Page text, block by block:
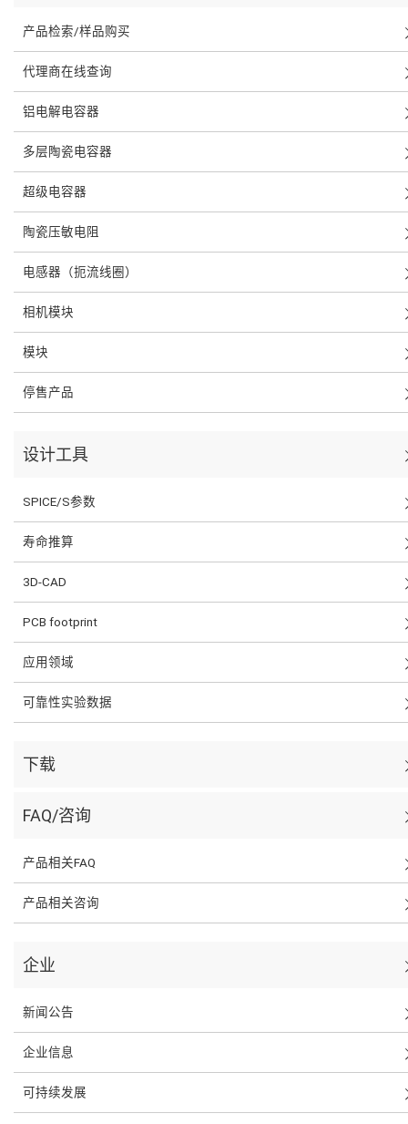
产品检索/样品购买
代理商在线查询
铝电解电容器
多层陶瓷电容器
超级电容器
陶瓷压敏电阻
电感器（扼流线圈）
相机模块
模块
停售产品
设计工具
SPICE/S参数
寿命推算
3D-CAD
PCB footprint
应用领域
可靠性实验数据
下载
FAQ/咨询
产品相关FAQ
产品相关咨询
企业
新闻公告
企业信息
可持续发展